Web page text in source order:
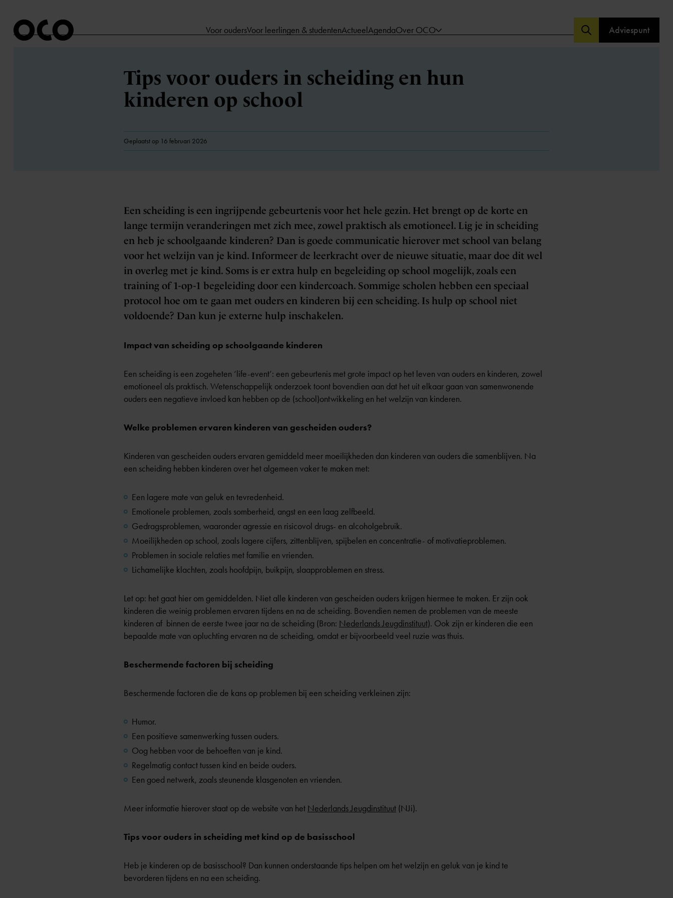
Voor oudersVoor leerlingen & studentenActueelAgendaOver OCO Adviespunt
Tips voor ouders in scheiding en hun
kinderen op school
Geplaatst op 16 februari 2026
Een scheiding is een ingrijpende gebeurtenis voor het hele gezin. Het brengt op de korte en
lange termijn veranderingen met zich mee, zowel praktisch als emotioneel. Lig je in scheiding
en heb je schoolgaande kinderen? Dan is goede communicatie hierover met school van belang
voor het welzijn van je kind. Informeer de leerkracht over de nieuwe situatie, maar doe dit wel
in overleg met je kind. Soms is er extra hulp en begeleiding op school mogelijk, zoals een
training of 1-op-1 begeleiding door een kindercoach. Sommige scholen hebben een speciaal
protocol hoe om te gaan met ouders en kinderen bij een scheiding. Is hulp op school niet
voldoende? Dan kun je externe hulp inschakelen.
Impact van scheiding op schoolgaande kinderen
Een scheiding is een zogeheten ‘life-event’: een gebeurtenis met grote impact op het leven van ouders en kinderen, zowel
emotioneel als praktisch. Wetenschappelijk onderzoek toont bovendien aan dat het uit elkaar gaan van samenwonende
ouders een negatieve invloed kan hebben op de (school)ontwikkeling en het welzijn van kinderen.
Welke problemen ervaren kinderen van gescheiden ouders?
Kinderen van gescheiden ouders ervaren gemiddeld meer moeilijkheden dan kinderen van ouders die samenblijven. Na
een scheiding hebben kinderen over het algemeen vaker te maken met:
Een lagere mate van geluk en tevredenheid.
Emotionele problemen, zoals somberheid, angst en een laag zelfbeeld.
Gedragsproblemen, waaronder agressie en risicovol drugs- en alcoholgebruik.
Moeilijkheden op school, zoals lagere cijfers, zittenblijven, spijbelen en concentratie- of motivatieproblemen.
Problemen in sociale relaties met familie en vrienden.
Lichamelijke klachten, zoals hoofdpijn, buikpijn, slaapproblemen en stress.
Let op: het gaat hier om gemiddelden. Niet alle kinderen van gescheiden ouders krijgen hiermee te maken. Er zijn ook
kinderen die weinig problemen ervaren tijdens en na de scheiding. Bovendien nemen de problemen van de meeste
kinderen af binnen de eerste twee jaar na de scheiding (Bron: Nederlands Jeugdinstituut). Ook zijn er kinderen die een
bepaalde mate van opluchting ervaren na de scheiding, omdat er bijvoorbeeld veel ruzie was thuis.
Beschermende factoren bij scheiding
Beschermende factoren die de kans op problemen bij een scheiding verkleinen zijn:
Humor.
Een positieve samenwerking tussen ouders.
Oog hebben voor de behoeften van je kind.
Regelmatig contact tussen kind en beide ouders.
Een goed netwerk, zoals steunende klasgenoten en vrienden.
Meer informatie hierover staat op de website van het Nederlands Jeugdinstituut (NJi).
Tips voor ouders in scheiding met kind op de basisschool
Heb je kinderen op de basisschool? Dan kunnen onderstaande tips helpen om het welzijn en geluk van je kind te
bevorderen tijdens en na een scheiding.